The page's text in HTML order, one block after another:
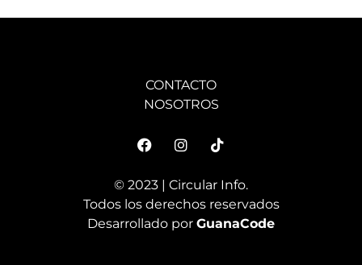
CONTACTO
NOSOTROS
© 2023 | Circular Info.
Todos los derechos reservados
Desarrollado por GuanaCode